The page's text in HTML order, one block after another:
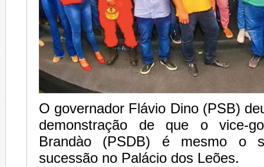
O governador Flávio Dino (PSB)
demonstração de que o vice-
Brandào (PSDB) é mesmo o
sucessão no Palácio dos Leões.